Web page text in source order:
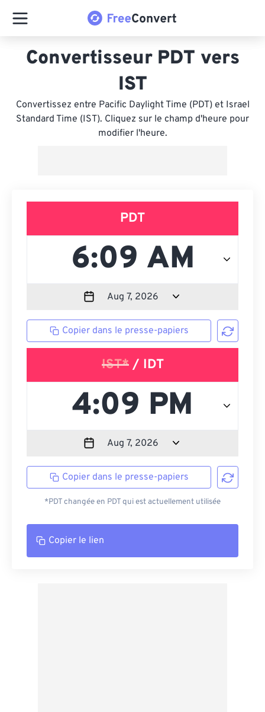
Convertisseur PDT vers
IST
Convertissez entre Pacific Daylight Time (PDT) et Israel
Standard Time (IST). Cliquez sur le champ d'heure pour
modifier l'heure.
PDT
Copier dans le presse-papiers
IST*/ IDT
Copier dans le presse-papiers
*PDT changée en PDT qui est actuellement utilisée
Copier le lien